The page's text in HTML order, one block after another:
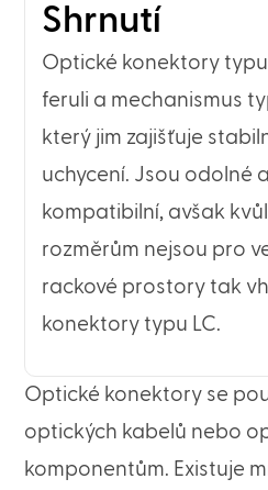
Shrnutí
Optické konektory typu
feruli a mechanismus
který jim zajišťuje
uchycení. Jsou odolné
kompatibilní, avšak
rozměrům nejsou pro
rackové prostory tak
konektory typu LC.
Optické konektory se
optických kabelů nebo
komponentům. Existuje